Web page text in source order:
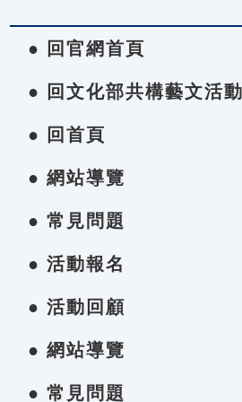
● 回官網首頁
● 回文化部共構藝文活
● 回首頁
● 網站導覽
● 常見問題
● 活動報名
● 活動回顧
● 網站導覽
● 常見問題